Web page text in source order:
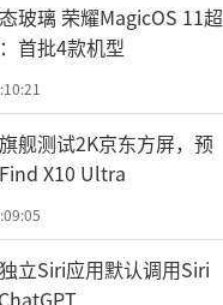
玻璃 荣耀MagicOS 11超
首批4款机型
舰测试2K京东方屏，预
X10 Ultra
立Siri应用默认调用Siri